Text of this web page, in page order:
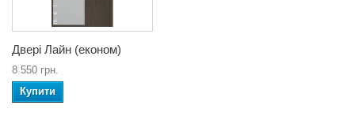
Двері Лайн (економ)
8 550 грн.
Купити